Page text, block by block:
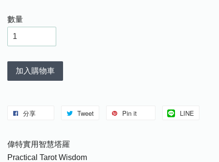
數量
加入購物車
分享 Tweet Pin it LINE
偉特實用智慧塔羅
Practical Tarot Wisdom